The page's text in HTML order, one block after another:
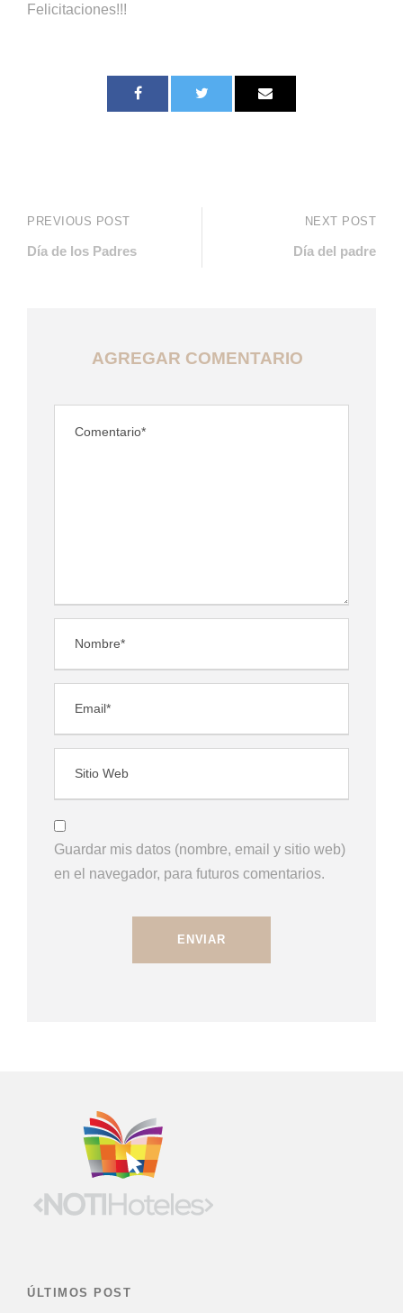
Felicitaciones!!!
PREVIOUS POST
Día de los Padres
NEXT POST
Día del padre
AGREGAR COMENTARIO
Guardar mis datos (nombre, email y sitio web)
en el navegador, para futuros comentarios.
ÚLTIMOS POST